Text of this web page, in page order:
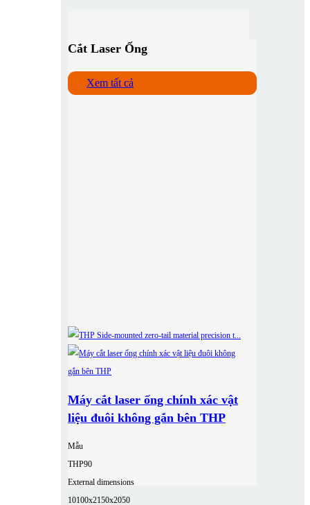
Cắt Laser Ống
Xem tất cả
Máy cắt laser ống chính xác vật
liệu đuôi không gắn bên THP
Mẫu
THP90
External dimensions
10100x2150x2050